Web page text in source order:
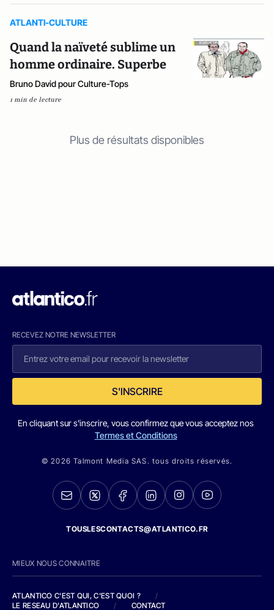
ATLANTI-CULTURE
Quand la naïveté sublime un
homme ordinaire. Superbe
Bruno David pour Culture-Tops
1 min de lecture
Plus de résultats disponibles
RECEVEZ NOTRE NEWSLETTER
S'INSCRIRE
En cliquant sur s'inscrire, vous confirmez que vous acceptez nos
Termes et Conditions
© 2026 Talmont Media SAS. tous droits réservés.
TOUSLESCONTACTS@ATLANTICO.FR
MIEUX NOUS CONNAITRE
ATLANTICO C'EST QUI, C'EST QUOI ?
/
LE RESEAU D'ATLANTICO
/ CONTACT